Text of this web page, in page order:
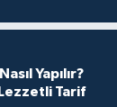
Yapılır?
Tarif